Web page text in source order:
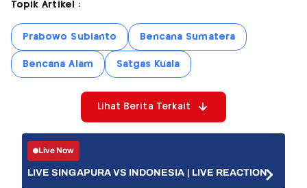
Topik Artikel :
Prabowo Subianto Bencana Sumatera
Bencana Alam Satgas Kuala
Lihat Berita Terkait
Live Now
LIVE SINGAPURA VS INDONESIA | LIVE REACTION